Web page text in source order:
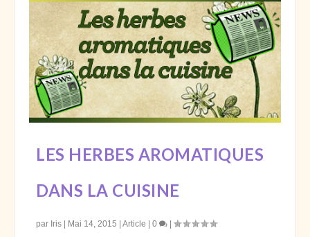
LES HERBES AROMATIQUES
DANS LA CUISINE
par Iris Mai 14, 2015 |Article |0 |